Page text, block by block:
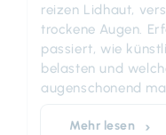
reizen Lidhaut,
trockene Augen.
passiert, wie
belasten und
augenschonend
Mehr lesen